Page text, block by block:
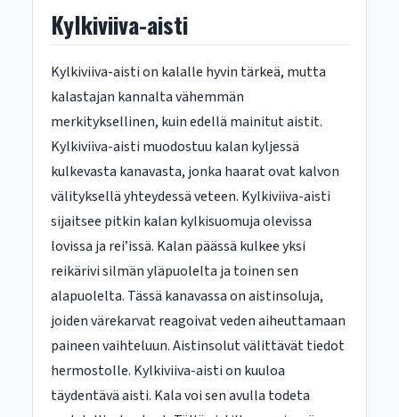
Kylkiviiva-aisti
Kylkiviiva-aisti on kalalle hyvin tärkeä, mutta
kalastajan kannalta vähemmän
merkityksellinen, kuin edellä mainitut aistit.
Kylkiviiva-aisti muodostuu kalan kyljessä
kulkevasta kanavasta, jonka haarat ovat kalvon
välityksellä yhteydessä veteen. Kylkiviiva-aisti
sijaitsee pitkin kalan kylkisuomuja olevissa
lovissa ja rei’issä. Kalan päässä kulkee yksi
reikärivi silmän yläpuolelta ja toinen sen
alapuolelta. Tässä kanavassa on aistinsoluja,
joiden värekarvat reagoivat veden aiheuttamaan
paineen vaihteluun. Aistinsolut välittävät tiedot
hermostolle. Kylkiviiva-aisti on kuuloa
täydentävä aisti. Kala voi sen avulla todeta